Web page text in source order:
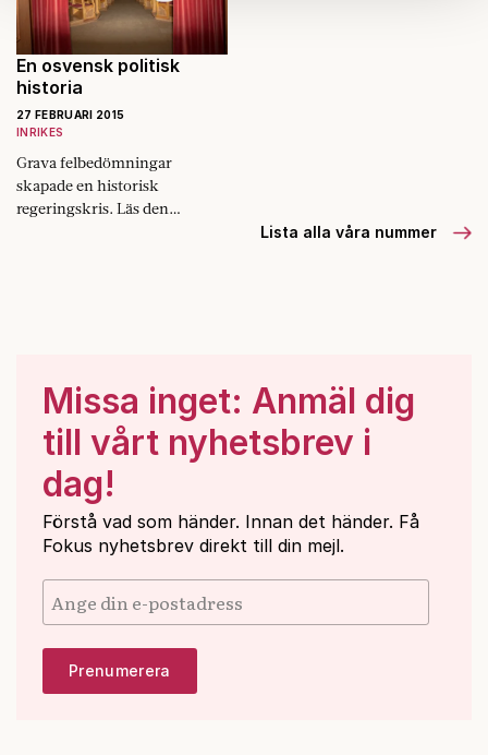
Om du vill läsa mer om hur vi hanterar personuppgifter
kan du göra det
En osvensk politisk
historia
27 FEBRUARI 2015
INRIKES
Grava felbedömningar
skapade en historisk
regeringskris. Läs den
Lista alla våra nummer
Missa inget: Anmäl dig
till vårt nyhetsbrev i
dag!
Förstå vad som händer. Innan det händer. Få
Fokus nyhetsbrev direkt till din mejl.